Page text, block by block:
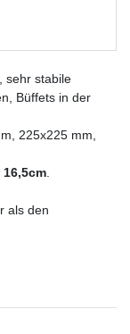
sehr stabile
Büffets in der
225x225 mm,
.
als den